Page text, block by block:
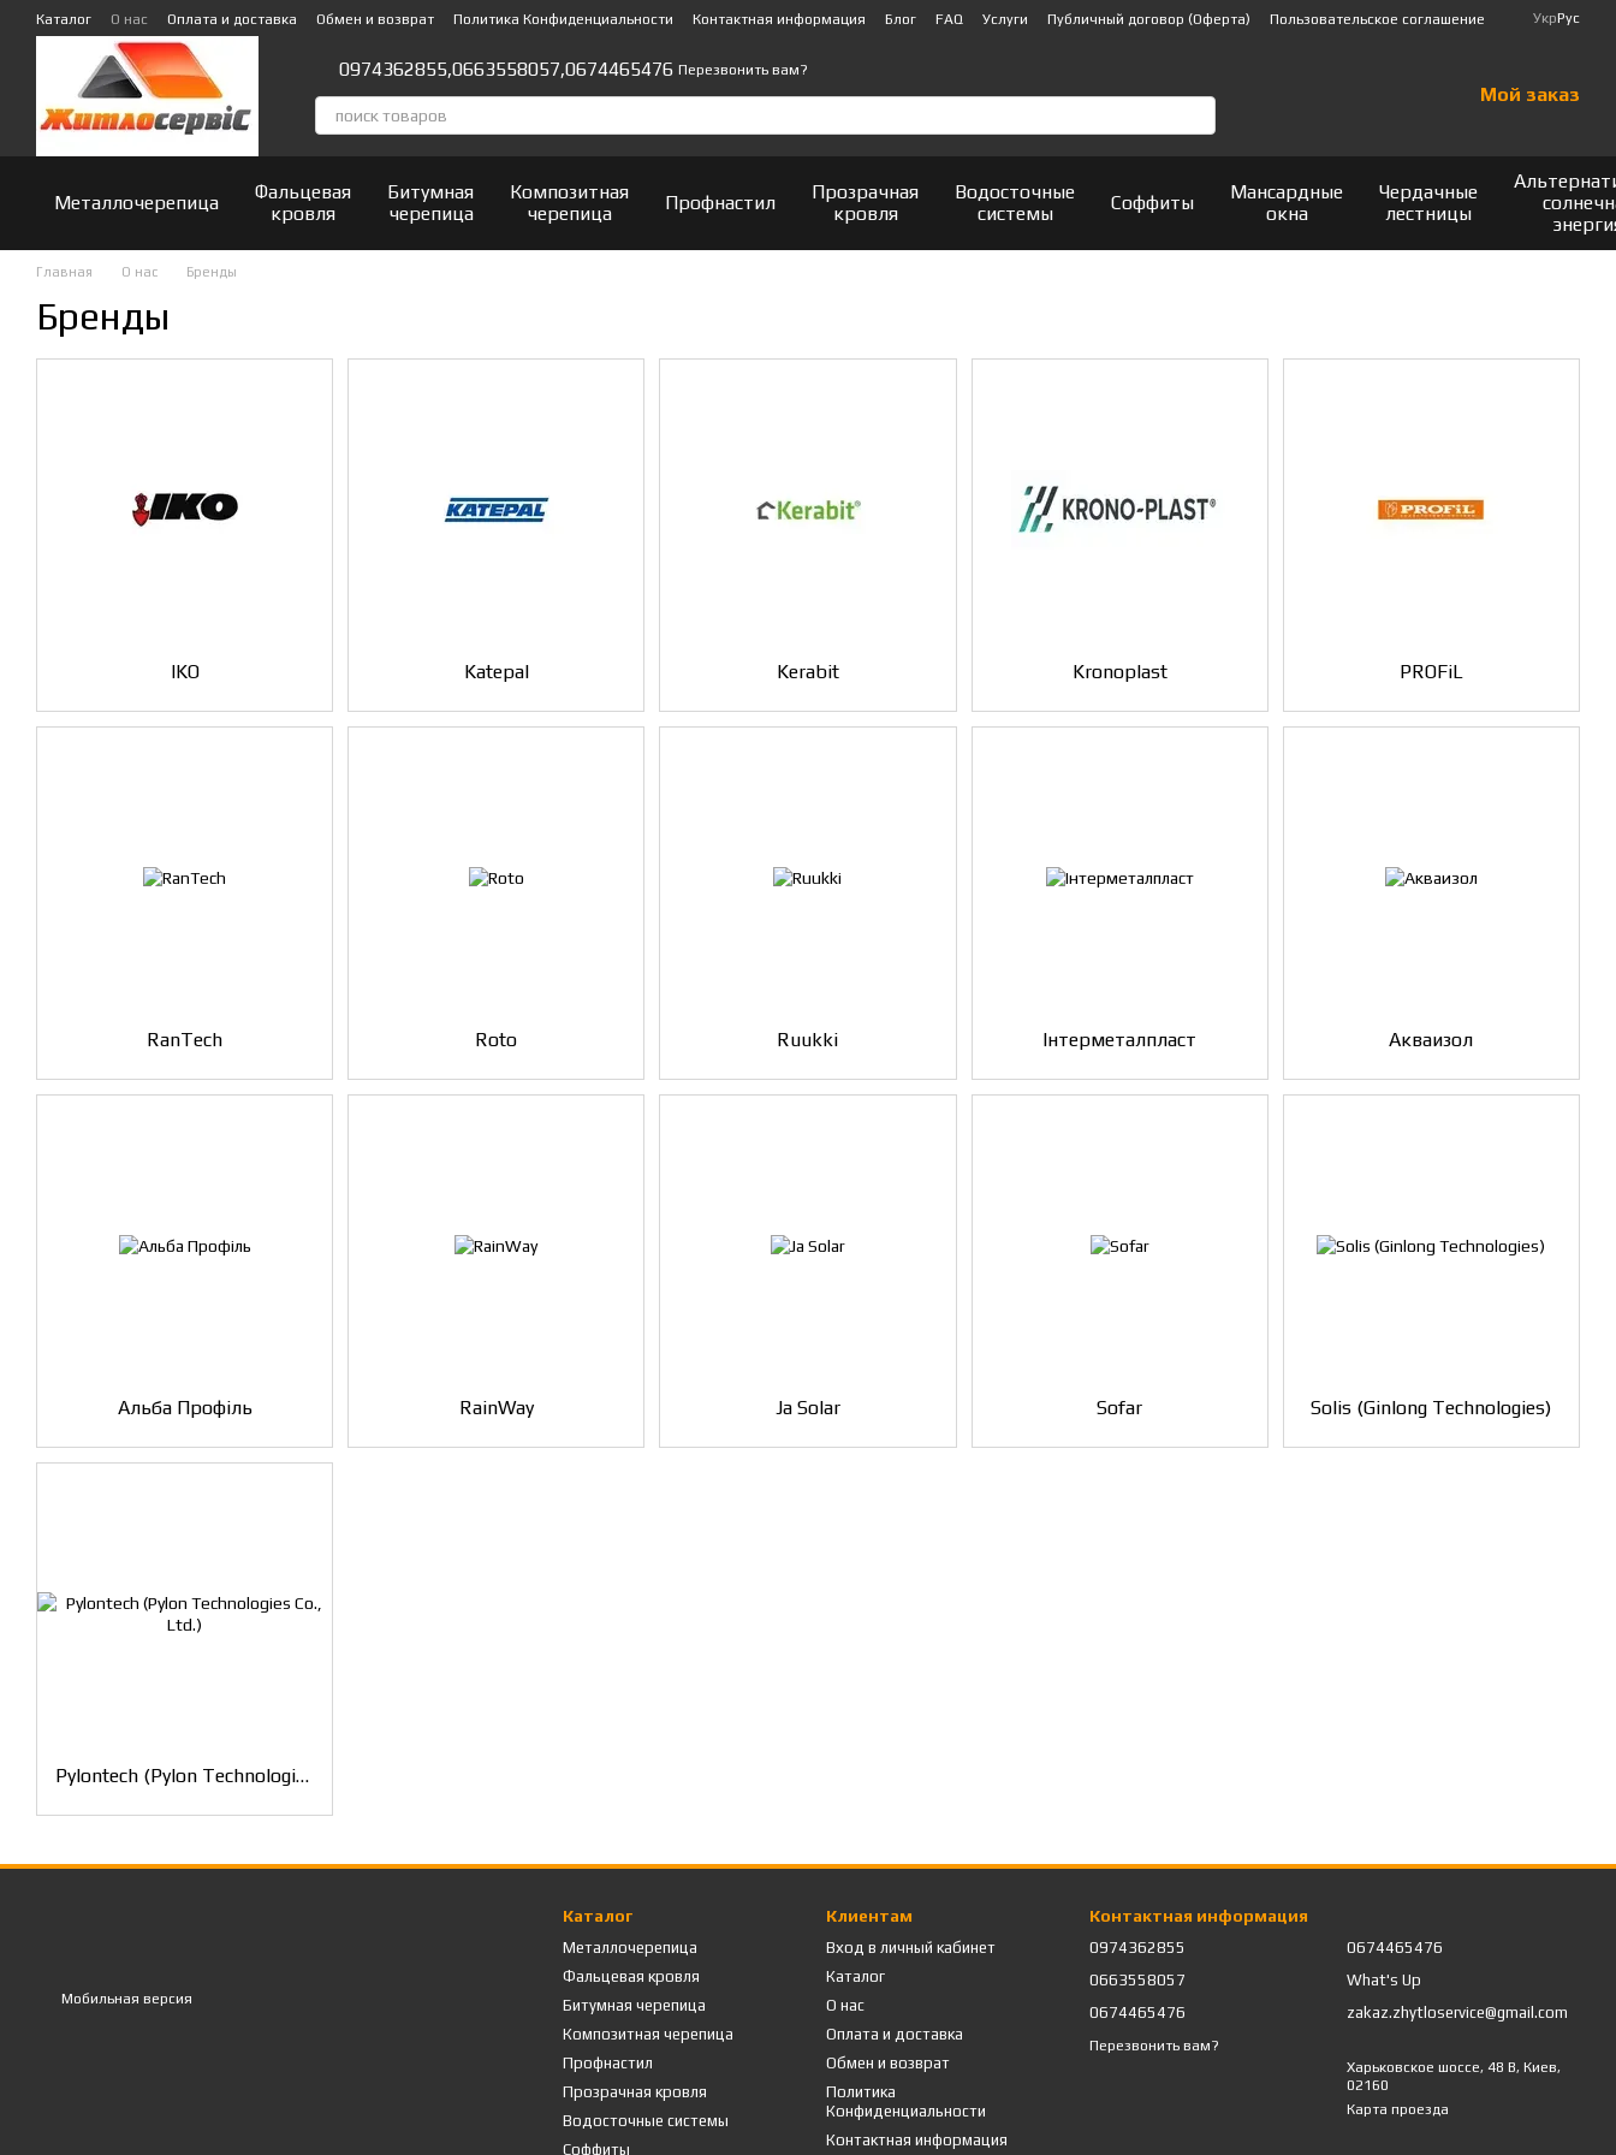
Перейти к основному контенту
Каталог О нас Оплата и доставка Обмен и возврат Политика Конфиденциальности Контактная информация Блог FAQ Услуги Публичный договор (Оферта)
Пользовательское соглашение
Отзывы о магазине
УкрРус
0974362855,0663558057,0674465476 Перезвонить вам?
Мой заказ
Металлочерепица
Фальцевая
кровля
Битумная
черепица
Композитная
черепица
Профнастил
Прозрачная
кровля
Водосточные
системы
Соффиты
Мансардные
окна
Чердачные
лестницы
Главная О нас Бренды
Бренды
IKO Katepal Kerabit Kronoplast PROFiL
RanTech Roto Ruukki Інтерметалпласт Акваизол
Альба Профіль RainWay Ja Solar Sofar Solis (Ginlong Technologies)
Pylontech (Pylon Technologies Co., Ltd.)
Мобильная версия
Каталог
Металлочерепица
Фальцевая кровля
Битумная черепица
Композитная черепица
Профнастил
Прозрачная кровля
Водосточные системы
Соффиты
Клиентам
Вход в личный кабинет
Каталог
О нас
Оплата и доставка
Обмен и возврат
Политика
Конфиденциальности
Контактная информация
Контактная информация
0974362855
0663558057
0674465476
Перезвонить вам?
0674465476
What's Up
zakaz.zhytloservice@gmail.com
Харьковское шоссе, 48 В, Киев,
02160
Карта проезда